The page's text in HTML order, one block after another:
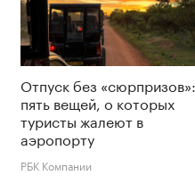
Отпуск без «сюрпризов»:
пять вещей, о которых
туристы жалеют в
аэропорту
РБК Компании